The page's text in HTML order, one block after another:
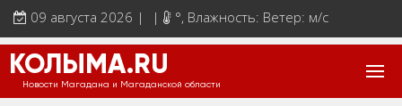
09 августа 2026 | | °, Влажность: Ветер: м/с
КОЛЫМА.RU
Новости Магадана и Магаданской области